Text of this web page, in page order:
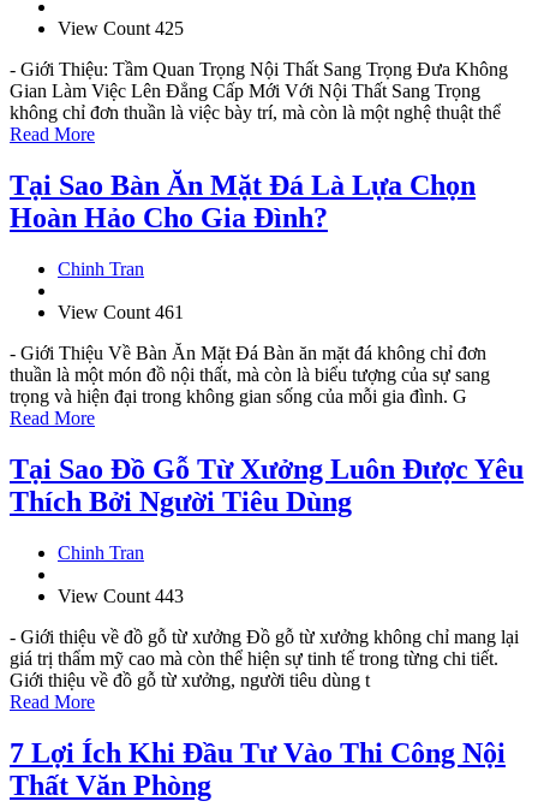
View Count 425
- Giới Thiệu: Tầm Quan Trọng Nội Thất Sang Trọng Đưa Không
Gian Làm Việc Lên Đẳng Cấp Mới Với Nội Thất Sang Trọng
không chỉ đơn thuần là việc bày trí, mà còn là một nghệ thuật thể
Read More
Tại Sao Bàn Ăn Mặt Đá Là Lựa Chọn
Hoàn Hảo Cho Gia Đình?
Chinh Tran
View Count 461
- Giới Thiệu Về Bàn Ăn Mặt Đá Bàn ăn mặt đá không chỉ đơn
thuần là một món đồ nội thất, mà còn là biểu tượng của sự sang
trọng và hiện đại trong không gian sống của mỗi gia đình. G
Read More
Tại Sao Đồ Gỗ Từ Xưởng Luôn Được Yêu
Thích Bởi Người Tiêu Dùng
Chinh Tran
View Count 443
- Giới thiệu về đồ gỗ từ xưởng Đồ gỗ từ xưởng không chỉ mang lại
giá trị thẩm mỹ cao mà còn thể hiện sự tinh tế trong từng chi tiết.
Giới thiệu về đồ gỗ từ xưởng, người tiêu dùng t
Read More
7 Lợi Ích Khi Đầu Tư Vào Thi Công Nội
Thất Văn Phòng